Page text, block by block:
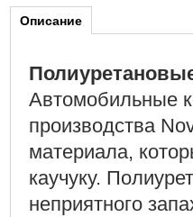
Описание
Автомобильные
производства
материала,
каучуку.
неприятного